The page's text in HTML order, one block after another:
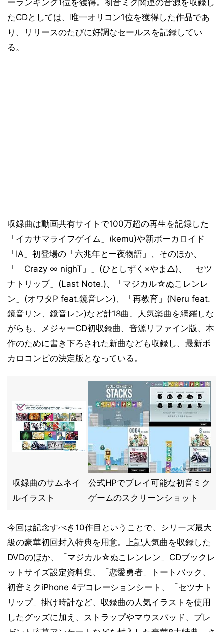
ーランキング1位を獲得。初音ミク関連の音源を収録し
たCDとしては、唯一オリコン1位を獲得した作品であ
り、リリースのたびに好調なセールスを記録してい
る。
収録曲は動画共有サイトで100万超の再生を記録した
「イカサマライフゲイム」(kemu)や新ボーカロイド
「IA」初登場の「六兆年と一夜物語」、そのほか、
「「Crazy ∞ nighT」」(ひとしずく×やま△)、「セツ
ナトリップ」(Last Note.)、「マジカル☆ぬこレンレ
ン」(オワタP feat.鏡音レン)、「再教育」(Neru feat.
鏡音リン、鏡音レン)など計18曲。人気楽曲を網羅しな
がらも、メジャーCD初収録曲、音源リファイン版、本
作のために書き下ろされた新曲なども収録し、最新ボ
カロコンピの決定版となっている。
収録曲のサムネイ
ルイラスト
公式HPでプレイ可能な初音ミク
ゲームのスクリーンショット
今回は記念すべき10作目ということで、シリーズ最大
級の豪華初回封入特典を用意。上記人気曲を収録した
DVDのほか、「マジカル☆ぬこレンレン」CDブックレ
ットサイズ設定資料集、「恋愛勇者」トートバック、
初音ミクiPhone 4デコレーションシート、「セツナト
リップ」掛け時計など、収録曲の人気イラストを使用
したグッズに加え、ストラップやマウスパッド、プレ